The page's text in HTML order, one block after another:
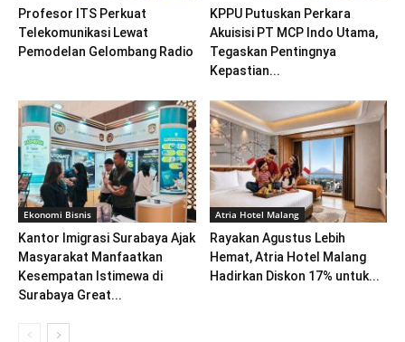
Profesor ITS Perkuat
Telekomunikasi Lewat
Pemodelan Gelombang Radio
KPPU Putuskan Perkara
Akuisisi PT MCP Indo Utama,
Tegaskan Pentingnya
Kepastian...
Ekonomi Bisnis
Kantor Imigrasi Surabaya Ajak
Masyarakat Manfaatkan
Kesempatan Istimewa di
Surabaya Great...
Atria Hotel Malang
Rayakan Agustus Lebih
Hemat, Atria Hotel Malang
Hadirkan Diskon 17% untuk...